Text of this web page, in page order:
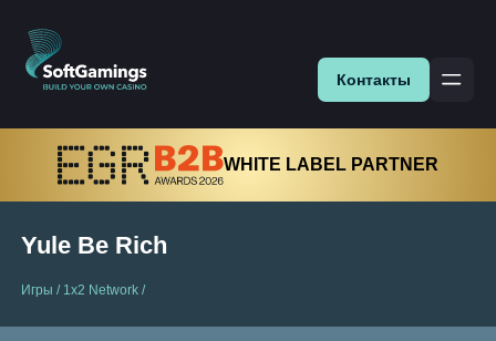
Контакты
WHITE LABEL PARTNER
Игры / 1x2 Network /
Yule Be Rich